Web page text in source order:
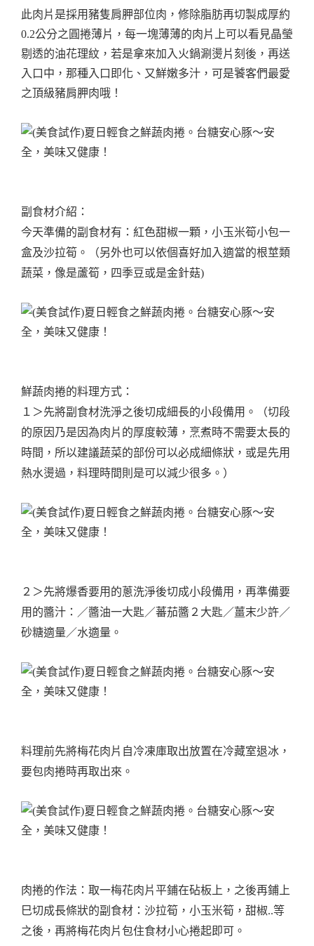
此肉片是採用豬隻肩胛部位肉，修除脂肪再切製成厚約
0.2公分之圓捲薄片，每一塊薄薄的肉片上可以看見晶瑩
剔透的油花理紋，若是拿來加入火鍋涮燙片刻後，再送
入口中，那種入口即化、又鮮嫩多汁，可是饕客們最愛
之頂級豬肩胛肉哦！
副食材介紹：
今天準備的副食材有：紅色甜椒一顆，小玉米筍小包一
盒及沙拉筍。（另外也可以依個喜好加入適當的根莖類
蔬菜，像是蘆筍，四季豆或是金針菇)
鮮蔬肉捲的料理方式：
１＞先將副食材洗淨之後切成細長的小段備用。（切段
的原因乃是因為肉片的厚度較薄，烹煮時不需要太長的
時間，所以建議蔬菜的部份可以必成細條狀，或是先用
熱水燙過，料理時間則是可以減少很多。）
２＞先將爆香要用的蔥洗淨後切成小段備用，再準備要
用的醬汁：／醬油一大匙／蕃茄醬２大匙／薑末少許／
砂糖適量／水適量。
料理前先將梅花肉片自冷凍庫取出放置在冷藏室退冰，
要包肉捲時再取出來。
肉捲的作法：取一梅花肉片平鋪在砧板上，之後再鋪上
巳切成長條狀的副食材：沙拉筍，小玉米筍，甜椒..等
之後，再將梅花肉片包住食材小心捲起即可。